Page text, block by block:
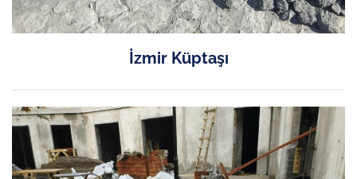
İzmir Küptaşı